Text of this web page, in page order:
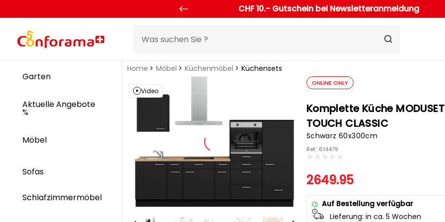
CHF 10.- Gutschein bei Newsletteranmeldung
Garten
Aktuelle Angebote
%
Möbel
Sofas
Schlafzimmermöbel
Home Möbel Küchenmöbel Küchensets
Video
ONLINE ONLY
Komplette Küche MODUSET
TOUCH CLASSIC
Schwarz 60x300cm
Ref.: 614479
2649.95
Auf Bestellung verfügbar
Lieferung: in ca. 5 Wochen